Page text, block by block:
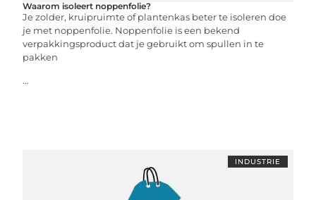
Waarom isoleert noppenfolie?
Je zolder, kruipruimte of plantenkas beter te isoleren doe
je met noppenfolie. Noppenfolie is een bekend
verpakkingsproduct dat je gebruikt om spullen in te
pakken
...
INDUSTRIE